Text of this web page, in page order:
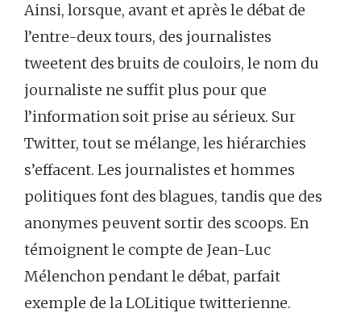
Ainsi, lorsque, avant et après le débat de
l’entre-deux tours, des journalistes
tweetent des bruits de couloirs, le nom du
journaliste ne suffit plus pour que
l’information soit prise au sérieux. Sur
Twitter, tout se mélange, les hiérarchies
s’effacent. Les journalistes et hommes
politiques font des blagues, tandis que des
anonymes peuvent sortir des scoops. En
témoignent le compte de Jean-Luc
Mélenchon pendant le débat, parfait
exemple de la LOLitique twitterienne.